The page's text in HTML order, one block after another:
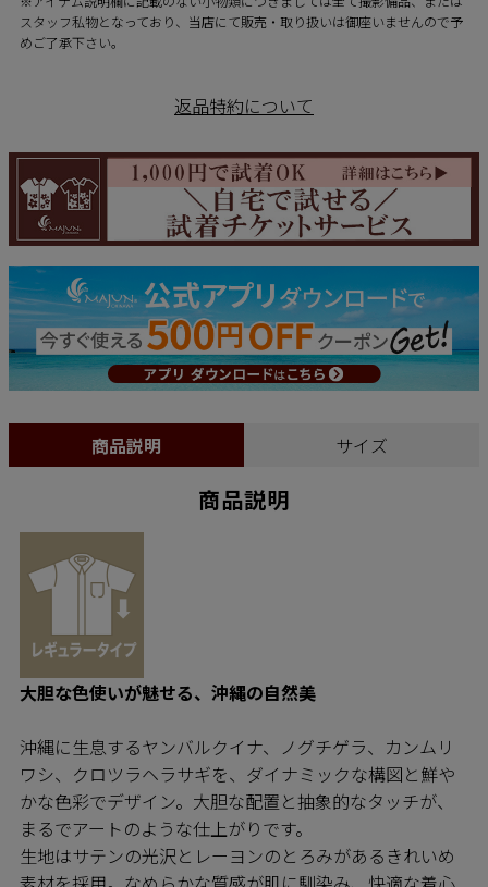
スタッフ私物となっており、当店にて販売・取り扱いは御座いませんので予
めご了承下さい。
返品特約について
商品説明 サイズ
商品説明
大胆な色使いが魅せる、沖縄の自然美
沖縄に生息するヤンバルクイナ、ノグチゲラ、カンムリ
ワシ、クロツラヘラサギを、ダイナミックな構図と鮮や
かな色彩でデザイン。大胆な配置と抽象的なタッチが、
まるでアートのような仕上がりです。
生地はサテンの光沢とレーヨンのとろみがあるきれいめ